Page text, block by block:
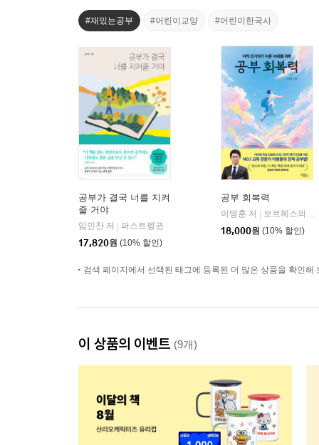
#재밌는공부 #어린이교양 #어린이한국사
공부가 결국 너를 지켜
줄 거야
임민찬 저
퍼스트펭귄
17,820원 (10% 할인)
공부 회복력
이병훈 저
보르헤스의서재
18,000원 (10% 할인)
검색 페이지에서 선택된 태그에 등록된 더 많은 상품을 확인해
이 상품의 이벤트 (9개)